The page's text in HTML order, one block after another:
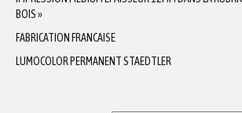
BOIS »
FABRICATION FRANCAISE
LUMOCOLOR PERMANENT STAEDTLER